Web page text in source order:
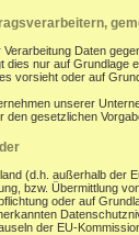
Daten
dies nur auf Grundlage
vorsieht oder auf
unserer
den gesetzlichen
(d.h. außerhalb der
bzw. Übermittlung
oder auf
der EU-